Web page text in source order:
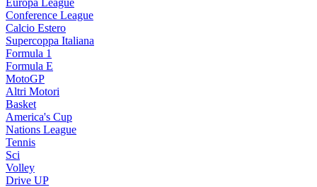
Conference League
Calcio Estero
Supercoppa Italiana
Formula 1
Formula E
MotoGP
Altri Motori
Basket
America's Cup
Nations League
Tennis
Sci
Volley
Drive UP